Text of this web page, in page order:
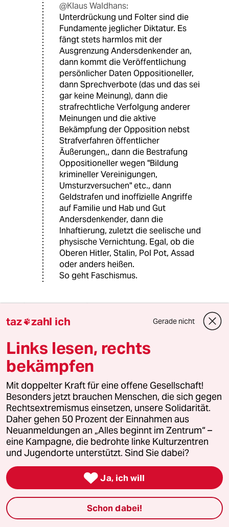
@Klaus Waldhans:
Unterdrückung und Folter sind die
Fundamente jeglicher Diktatur. Es
fängt stets harmlos mit der
Ausgrenzung Andersdenkender an,
dann kommt die Veröffentlichung
persönlicher Daten Oppositioneller,
dann Sprechverbote (das und das sei
gar keine Meinung), dann die
strafrechtliche Verfolgung anderer
Meinungen und die aktive
Bekämpfung der Opposition nebst
Strafverfahren öffentlicher
Äußerungen,, dann die Bestrafung
Oppositioneller wegen "Bildung
krimineller Vereinigungen,
Umsturzversuchen" etc., dann
Geldstrafen und inoffizielle Angriffe
auf Familie und Hab und Gut
Andersdenkender, dann die
Inhaftierung, zuletzt die seelische und
physische Vernichtung. Egal, ob die
Oberen Hitler, Stalin, Pol Pot, Assad
oder anders heißen.
So geht Faschismus.
1 AfD-Wählen als Triebabfuhr
2 Streit um Rente mit 63
Passgenauer Populismus
3 Die Wahrheit
56 Millionen Deutsche sind betroffen
Drohnenvorfall am Leipziger Flughafen
taz zahl ich Gerade nicht
Links lesen, rechts
bekämpfen
Mit doppelter Kraft für eine offene Gesellschaft!
Besonders jetzt brauchen Menschen, die sich gegen
Rechtsextremismus einsetzen, unsere Solidarität.
Daher gehen 50 Prozent der Einnahmen aus
Neuanmeldungen an „Alles beginnt im Zentrum“ –
eine Kampagne, die bedrohte linke Kulturzentren
und Jugendorte unterstützt. Sind Sie dabei?
 Ja, ich will
Schon dabei!